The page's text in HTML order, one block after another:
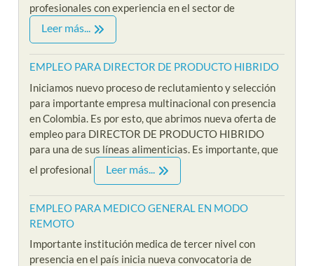
profesionales con experiencia en el sector de
Leer más...
EMPLEO PARA DIRECTOR DE PRODUCTO HIBRIDO
Iniciamos nuevo proceso de reclutamiento y selección
para importante empresa multinacional con presencia
en Colombia. Es por esto, que abrimos nueva oferta de
empleo para DIRECTOR DE PRODUCTO HIBRIDO
para una de sus líneas alimenticias. Es importante, que
el profesional
Leer más...
EMPLEO PARA MEDICO GENERAL EN MODO
REMOTO
Importante institución medica de tercer nivel con
presencia en el país inicia nueva convocatoria de